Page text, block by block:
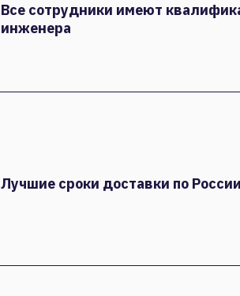
Все сотрудники имеют
инженера
Лучшие сроки доставки по